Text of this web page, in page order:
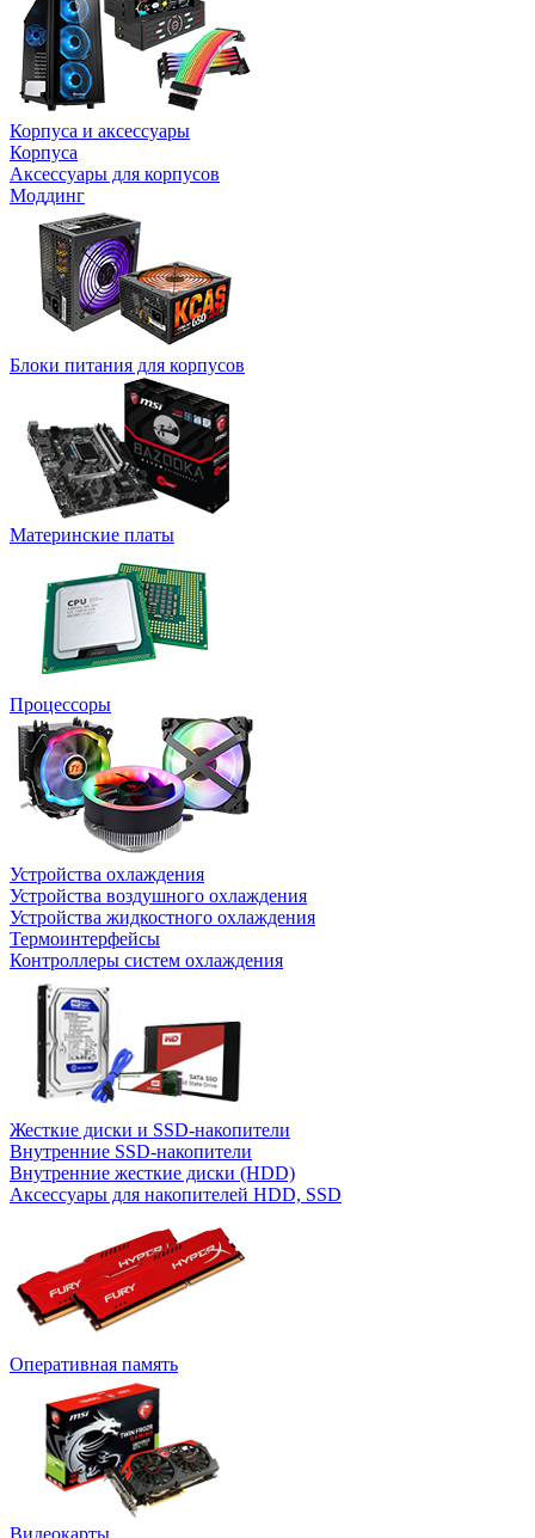
Корпуса и аксессуары
Корпуса
Аксессуары для корпусов
Моддинг
Блоки питания для корпусов
Материнские платы
Процессоры
Устройства охлаждения
Устройства воздушного охлаждения
Устройства жидкостного охлаждения
Термоинтерфейсы
Контроллеры систем охлаждения
Жесткие диски и SSD-накопители
Внутренние SSD-накопители
Внутренние жесткие диски (HDD)
Аксессуары для накопителей HDD, SSD
Оперативная память
Видеокарты